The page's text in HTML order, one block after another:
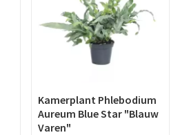
Kamerplant Phlebodium
Aureum Blue Star "Blauw
Varen"